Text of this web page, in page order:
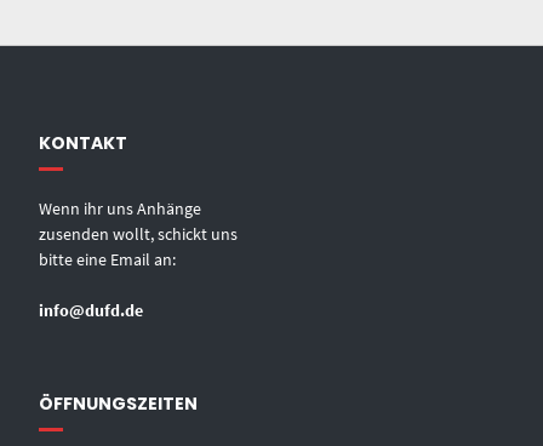
KONTAKT
Wenn ihr uns Anhänge
zusenden wollt, schickt uns
bitte eine Email an:
info@dufd.de
ÖFFNUNGSZEITEN